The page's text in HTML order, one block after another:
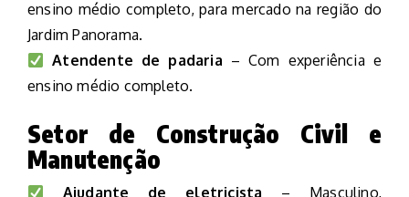
ensino médio completo, para mercado na região do
Jardim Panorama.
Atendente de padaria – Com experiência e
ensino médio completo.
Setor de Construção Civil e
Manutenção
Ajudante de eletricista – Masculino,